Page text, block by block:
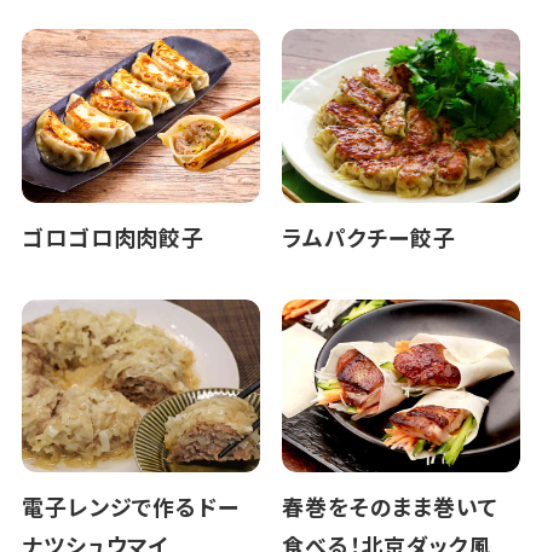
ゴロゴロ肉肉餃子 ラムパクチー餃子
電子レンジで作るドー
ナツシュウマイ
春巻をそのまま巻いて
食べる！北京ダック風